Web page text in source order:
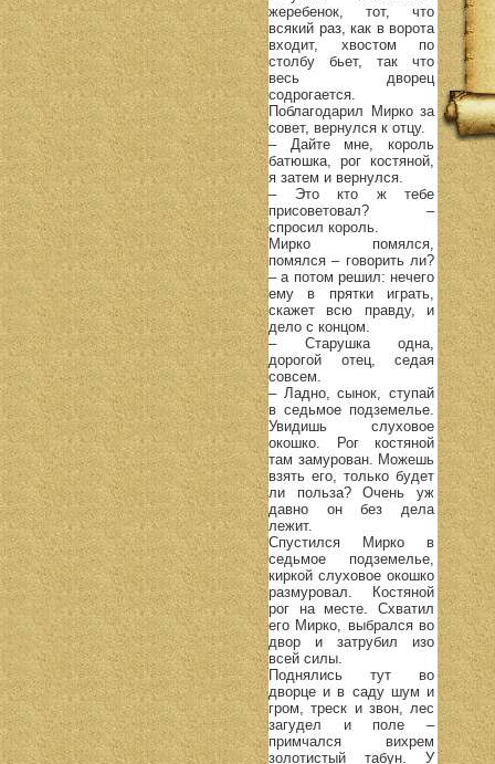
жеребенок, тот, что
всякий раз, как в ворота
входит, хвостом по
столбу бьет, так что
весь дворец
содрогается.
Поблагодарил Мирко за
совет, вернулся к отцу.
– Дайте мне, король
батюшка, рог костяной,
я затем и вернулся.
– Это кто ж тебе
присоветовал? –
спросил король.
Мирко помялся,
помялся – говорить ли?
– а потом решил: нечего
ему в прятки играть,
скажет всю правду, и
дело с концом.
– Старушка одна,
дорогой отец, седая
совсем.
– Ладно, сынок, ступай
в седьмое подземелье.
Увидишь слуховое
окошко. Рог костяной
там замурован. Можешь
взять его, только будет
ли польза? Очень уж
давно он без дела
лежит.
Спустился Мирко в
седьмое подземелье,
киркой слуховое окошко
размуровал. Костяной
рог на месте. Схватил
его Мирко, выбрался во
двор и затрубил изо
всей силы.
Поднялись тут во
дворце и в саду шум и
гром, треск и звон, лес
загудел и поле –
примчался вихрем
золотистый табун. У